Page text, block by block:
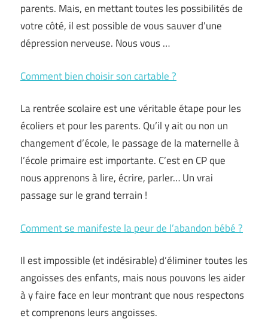
parents. Mais, en mettant toutes les possibilités de
votre côté, il est possible de vous sauver d’une
dépression nerveuse. Nous vous …
Comment bien choisir son cartable ?
La rentrée scolaire est une véritable étape pour les
écoliers et pour les parents. Qu’il y ait ou non un
changement d’école, le passage de la maternelle à
l’école primaire est importante. C’est en CP que
nous apprenons à lire, écrire, parler… Un vrai
passage sur le grand terrain !
Comment se manifeste la peur de l’abandon bébé ?
Il est impossible (et indésirable) d’éliminer toutes les
angoisses des enfants, mais nous pouvons les aider
à y faire face en leur montrant que nous respectons
et comprenons leurs angoisses.